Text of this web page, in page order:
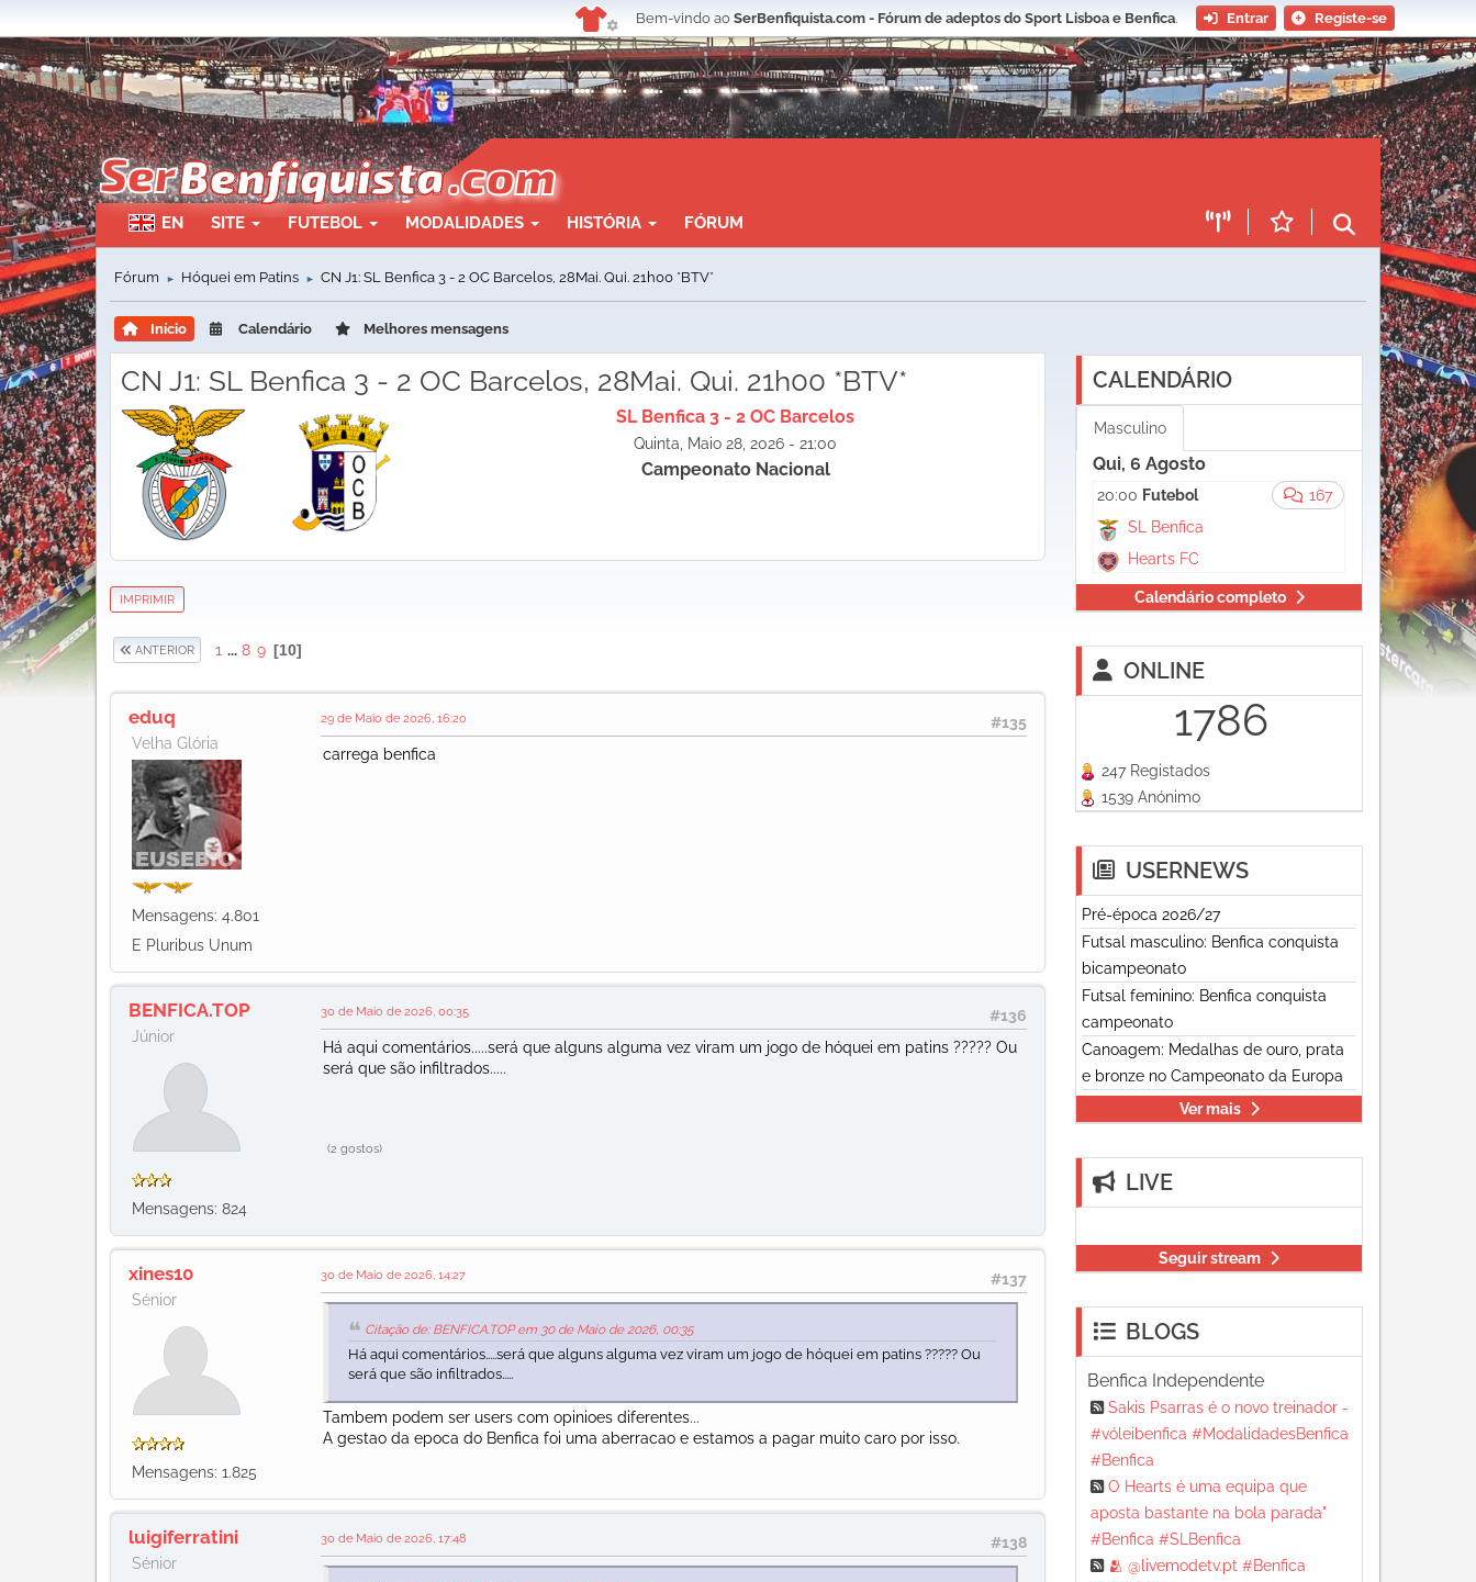
Bem-vindo ao SerBenfiquista.com - Fórum de adeptos do Sport Lisboa e Benfica. Entrar Registe-se
EN SITE FUTEBOL MODALIDADES HISTÓRIA FÓRUM
Fórum ► Hóquei em Patins ► CN J1: SL Benfica 3 - 2 OC Barcelos, 28Mai. Qui. 21h00 *BTV*
Início Calendário Melhores mensagens
CN J1: SL Benfica 3 - 2 OC Barcelos, 28Mai. Qui. 21h00 *BTV*
SL Benfica 3 - 2 OC Barcelos
Quinta, Maio 28, 2026 - 21:00
Campeonato Nacional
IMPRIMIR
ANTERIOR 1 ... 8 9 10
eduq
Velha Glória
Mensagens: 4.801
E Pluribus Unum
#135
29 de Maio de 2026, 16:20
carrega benfica
BENFICA.TOP
Júnior
Mensagens: 824
#136
30 de Maio de 2026, 00:35
Há aqui comentários.....será que alguns alguma vez viram um jogo de hóquei em patins ????? Ou
será que são infiltrados.....
(2 gostos)
xines10
Sénior
Mensagens: 1.825
#137
30 de Maio de 2026, 14:27
Citação de: BENFICA.TOP em 30 de Maio de 2026, 00:35
Há aqui comentários.....será que alguns alguma vez viram um jogo de hóquei em patins ????? Ou
será que são infiltrados.....
Tambem podem ser users com opinioes diferentes...
A gestao da epoca do Benfica foi uma aberracao e estamos a pagar muito caro por isso.
luigiferratini
Sénior
#138
30 de Maio de 2026, 17:48
CALENDÁRIO
Masculino
Qui, 6 Agosto
167
20:00 Futebol
SL Benfica
Hearts FC
Calendário completo
ONLINE
1786
247 Registados
1539 Anónimo
USERNEWS
Pré-época 2026/27
Futsal masculino: Benfica conquista
bicampeonato
Futsal feminino: Benfica conquista
campeonato
Canoagem: Medalhas de ouro, prata
e bronze no Campeonato da Europa
Ver mais
LIVE
Seguir stream
BLOGS
Benfica Independente
Sakis Psarras é o novo treinador -
#vóleibenfica #ModalidadesBenfica
#Benfica
O Hearts é uma equipa que
aposta bastante na bola parada"
#Benfica #SLBenfica
🫂 @livemodetv.pt #Benfica